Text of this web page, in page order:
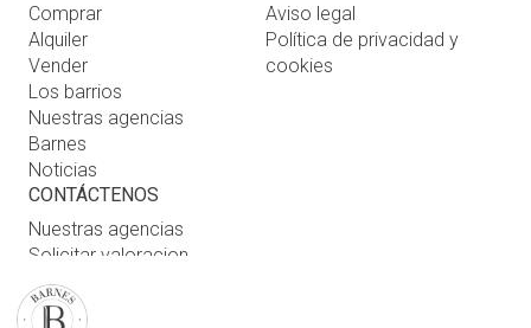
Comprar
Alquiler
Vender
Los barrios
Nuestras agencias
Barnes
Noticias
Aviso legal
Política de privacidad y
cookies
CONTÁCTENOS
Nuestras agencias
Solicitar valoracion
Contáctenos
Inicio de sesión de usuario